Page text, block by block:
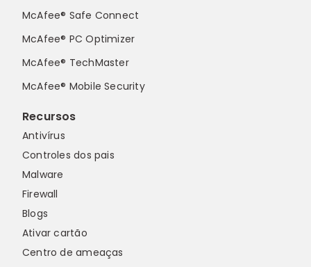
McAfee® Safe Connect
McAfee® PC Optimizer
McAfee® TechMaster
McAfee® Mobile Security
Recursos
Antivírus
Controles dos pais
Malware
Firewall
Blogs
Ativar cartão
Centro de ameaças